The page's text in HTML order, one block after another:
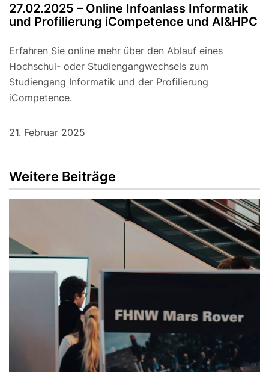
27.02.2025 – Online Infoanlass Informatik
und Profilierung iCompetence und AI&HPC
Erfahren Sie online mehr über den Ablauf eines
Hochschul- oder Studiengangwechsels zum
Studiengang Informatik und der Profilierung
iCompetence.
21. Februar 2025
Weitere Beiträge